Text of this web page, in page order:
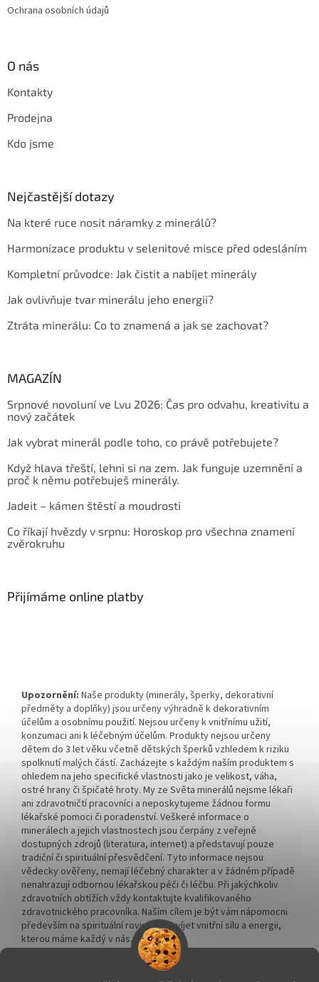
Ochrana osobních údajů
O nás
Kontakty
Prodejna
Kdo jsme
Nejčastější dotazy
Na které ruce nosit náramky z minerálů?
Harmonizace produktu v selenitové misce před odesláním
Kompletní průvodce: Jak čistit a nabíjet minerály
Jak ovlivňuje tvar minerálu jeho energii?
Ztráta minerálu: Co to znamená a jak se zachovat?
MAGAZÍN
Srpnové novoluní ve Lvu 2026: Čas pro odvahu, kreativitu a
nový začátek
Jak vybrat minerál podle toho, co právě potřebujete?
Když hlava třeští, lehni si na zem. Jak funguje uzemnění a
proč k němu potřebuješ minerály.
Jadeit – kámen štěstí a moudrosti
Co říkají hvězdy v srpnu: Horoskop pro všechna znamení
zvěrokruhu
Přijímáme online platby
Upozornění: Naše produkty (minerály, šperky, dekorativní
předměty a doplňky) jsou určeny výhradně k dekorativním
účelům a osobnímu použití. Nejsou určeny k vnitřnímu užití,
konzumaci ani k léčebným účelům. Produkty nejsou určeny
dětem do 3 let věku včetně dětských šperků vzhledem k riziku
spolknutí malých částí. Zacházejte s každým naším produktem s
ohledem na jeho specifické vlastnosti jako je velikost, váha,
ostré hrany či špičaté hroty. My ze Světa minerálů nejsme lékaři
ani zdravotničtí pracovníci a neposkytujeme žádnou formu
lékařské pomoci či poradenství. Veškeré informace o
minerálech a jejich vlastnostech jsou čerpány z veřejně
dostupných zdrojů (literatura, internet) a představují pouze
tradiční či spirituální přesvědčení. Tyto informace nejsou
vědecky ověřeny, nemají léčebný charakter a v žádném případě
nenahrazují odbornou lékařskou péči či léčbu. Při jakýchkoliv
zdravotních obtížích vždy kontaktujte kvalifikovaného
zdravotnického pracovníka. Naším cílem je být vám nápomocni
především na spirituální rovině a rozvíjet vnitřní sílu a energii,
kterou máme každý v nás.